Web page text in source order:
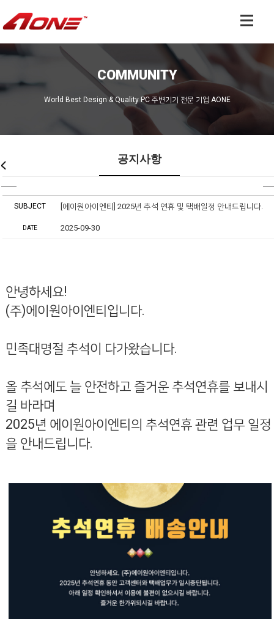
COMMUNITY
World Best Design & Quality PC 주변기기 전문 기업 AONE
공지사항
SUBJECT [에이원아이엔티] 2025년 추석 연휴 및 택배일정 안내드립니다.
DATE 2025-09-30
안녕하세요!
(주)에이원아이엔티입니다.
민족대명절 추석이 다가왔습니다.
올 추석에도 늘 안전하고 즐거운 추석연휴를 보내시
길 바라며
2025년 에이원아이엔티의 추석연휴 관련 업무 일정
을 안내드립니다.